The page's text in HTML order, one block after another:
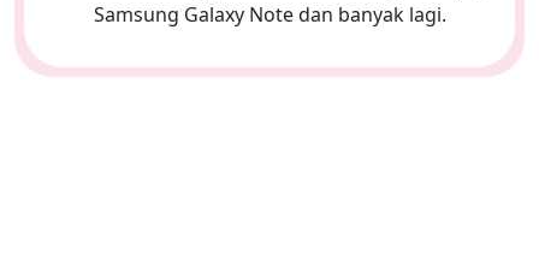
Samsung Galaxy Note dan banyak lagi.